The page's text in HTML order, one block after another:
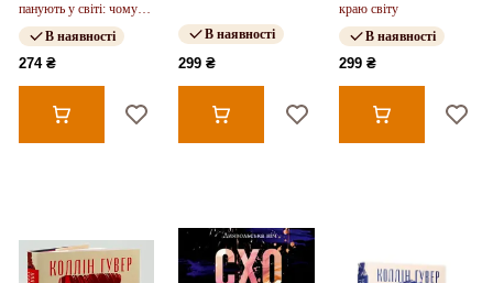
панують у світі: чому
їхні відмінності мають
значенняВ наявності
274 ₴
В наявності
299 ₴
краю світу
В наявності
299 ₴